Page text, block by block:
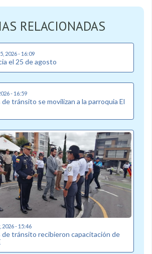
RELACIONADAS
2026 - 16:09
el 25 de agosto
- 16:59
tránsito se movilizan a la parroquia El
- 15:46
tránsito recibieron capacitación de